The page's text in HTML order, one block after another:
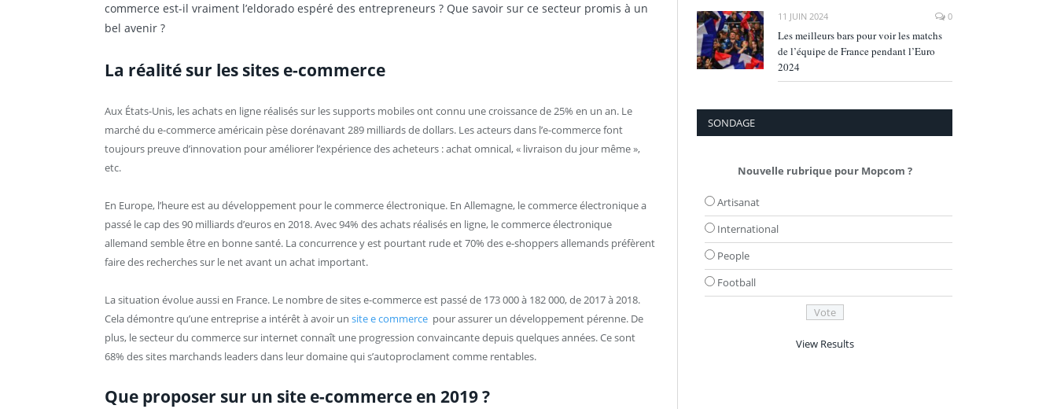
commerce est-il vraiment l’eldorado espéré des entrepreneurs ? Que savoir sur ce secteur promis à un
bel avenir ?
La réalité sur les sites e-commerce
Aux États-Unis, les achats en ligne réalisés sur les supports mobiles ont connu une croissance de 25% en un an. Le
marché du e-commerce américain pèse dorénavant 289 milliards de dollars. Les acteurs dans l’e-commerce font
toujours preuve d’innovation pour améliorer l’expérience des acheteurs : achat omnical, « livraison du jour même »,
etc.
En Europe, l’heure est au développement pour le commerce électronique. En Allemagne, le commerce électronique a
passé le cap des 90 milliards d’euros en 2018. Avec 94% des achats réalisés en ligne, le commerce électronique
allemand semble être en bonne santé. La concurrence y est pourtant rude et 70% des e-shoppers allemands préfèrent
faire des recherches sur le net avant un achat important.
La situation évolue aussi en France. Le nombre de sites e-commerce est passé de 173 000 à 182 000, de 2017 à 2018.
Cela démontre qu’une entreprise a intérêt à avoir un site e commerce pour assurer un développement pérenne. De
plus, le secteur du commerce sur internet connaît une progression convaincante depuis quelques années. Ce sont
68% des sites marchands leaders dans leur domaine qui s’autoproclament comme rentables.
Que proposer sur un site e-commerce en 2019 ?
11 JUIN 2024 0
Les meilleurs bars pour voir les matchs
de l’équipe de France pendant l’Euro
2024
SONDAGE
Nouvelle rubrique pour Mopcom ?
Artisanat
International
People
Football
View Results